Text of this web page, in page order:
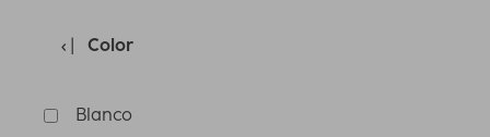
Color
Blanco